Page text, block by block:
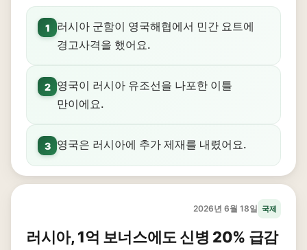
1
러시아 군함이 영국해협에서 민간 요트에
경고사격을 했어요.
2
영국이 러시아 유조선을 나포한 이틀
만이에요.
3 영국은 러시아에 추가 제재를 내렸어요.
2026년 6월 18일 국제
러시아, 1억 보너스에도 신병 20% 급감